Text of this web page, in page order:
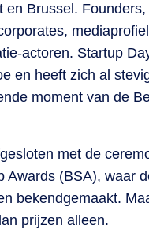
en Brussel. Founders,
actoren. Startup
en heeft zich al
moment van de
met de
Awards (BSA), waar
bekendgemaakt.
prijzen alleen.